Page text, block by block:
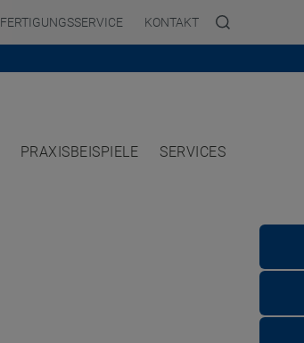
FERTIGUNGSSERVICE KONTAKT
PRAXISBEISPIELE SERVICES